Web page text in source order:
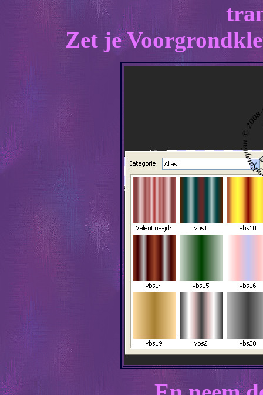
Zet je